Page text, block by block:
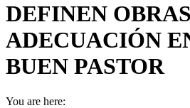
DEFINEN
ADECUACIÓN
BUEN PASTOR
You are here: